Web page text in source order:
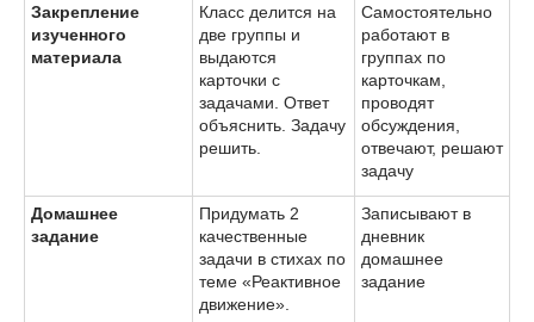
Закрепление
изученного
материала
Класс делится на
две группы и
выдаются
карточки с
задачами. Ответ
объяснить. Задачу
решить.
Самостоятельно
работают в
группах по
карточкам,
проводят
обсуждения,
отвечают, решают
задачу
Домашнее
задание
Придумать 2
качественные
задачи в стихах по
теме «Реактивное
движение».
Записывают в
дневник
домашнее
задание